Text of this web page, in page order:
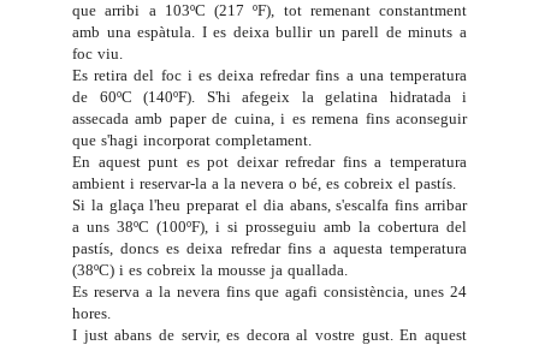
que arribi a 103ºC (217 ºF), tot remenant constantment
amb una espàtula. I es deixa bullir un parell de minuts a
foc viu.
Es retira del foc i es deixa refredar fins a una temperatura
de 60ºC (140ºF). S'hi afegeix la gelatina hidratada i
assecada amb paper de cuina, i es remena fins aconseguir
que s'hagi incorporat completament.
En aquest punt es pot deixar refredar fins a temperatura
ambient i reservar-la a la nevera o bé, es cobreix el pastís.
Si la glaça l'heu preparat el dia abans, s'escalfa fins arribar
a uns 38ºC (100ºF), i si prosseguiu amb la cobertura del
pastís, doncs es deixa refredar fins a aquesta temperatura
(38ºC) i es cobreix la mousse ja quallada.
Es reserva a la nevera fins que agafi consistència, unes 24
hores.
I just abans de servir, es decora al vostre gust. En aquest